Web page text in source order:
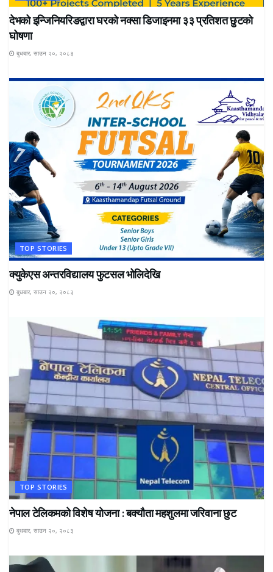
देभको इन्जिनियरिङद्वारा घरको नक्सा डिजाइनमा ३३ प्रतिशत छुटको
घोषणा
बुधबार, साउन २०, २०८३
TOP STORIES
क्युकेएस अन्तरविद्यालय फुटसल भोलिदेखि
बुधबार, साउन २०, २०८३
TOP STORIES
नेपाल टेलिकमको विशेष योजना : बक्यौता महशुलमा जरिवाना छुट
बुधबार, साउन २०, २०८३